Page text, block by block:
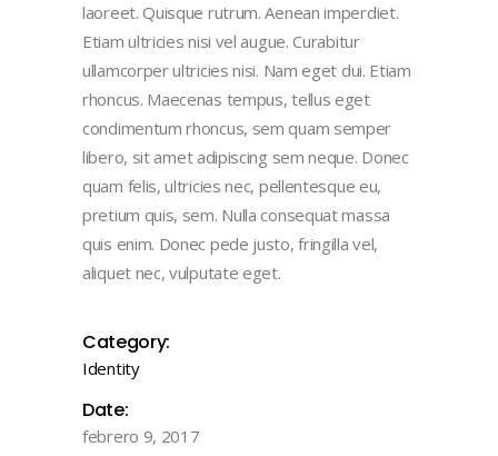
laoreet. Quisque rutrum. Aenean imperdiet.
Etiam ultricies nisi vel augue. Curabitur
ullamcorper ultricies nisi. Nam eget dui. Etiam
rhoncus. Maecenas tempus, tellus eget
condimentum rhoncus, sem quam semper
libero, sit amet adipiscing sem neque. Donec
quam felis, ultricies nec, pellentesque eu,
pretium quis, sem. Nulla consequat massa
quis enim. Donec pede justo, fringilla vel,
aliquet nec, vulputate eget.
Category:
Identity
Date:
febrero 9, 2017